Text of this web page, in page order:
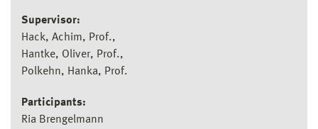
Supervisor:
Hack, Achim, Prof.
Hantke, Oliver, Prof.
Polkehn, Hanka, Prof.
Participants:
Ria Brengelmann